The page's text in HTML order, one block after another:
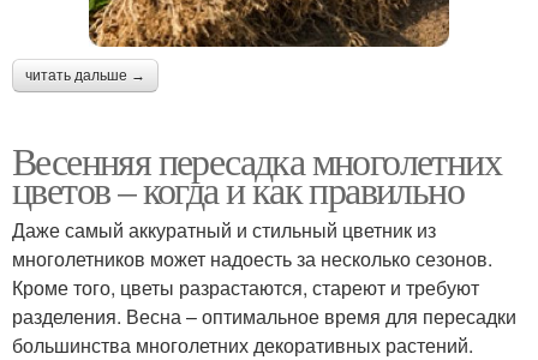
читать дальше →
Весенняя пересадка многолетних
цветов – когда и как правильно
Даже самый аккуратный и стильный цветник из
многолетников может надоесть за несколько сезонов.
Кроме того, цветы разрастаются, стареют и требуют
разделения. Весна – оптимальное время для пересадки
большинства многолетних декоративных растений.